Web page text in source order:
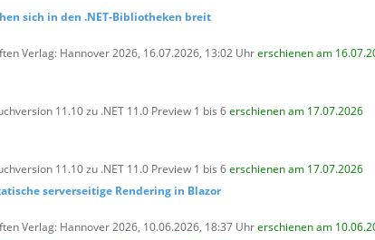
sich in den .NET-Bibliotheken breit
Verlag: Hannover 2026, 16.07.2026, 13:02 Uhrerschienen am
11.10 zu .NET 11.0 Preview 1 bis 6erschienen am 17.07.2026
11.10 zu .NET 11.0 Preview 1 bis 6erschienen am 17.07.2026
serverseitige Rendering in Blazor
Verlag: Hannover 2026, 10.06.2026, 18:37 Uhrerschienen am